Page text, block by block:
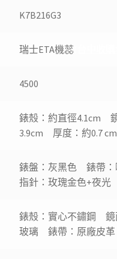
K7B216G3
瑞士ETA機蕊
4500
錶殼：約直徑4.1cm
3.9cm 厚度：約0.7 cm
錶盤：灰黑色 錶帶：
指針：玫瑰金色+夜
錶殼：實心不鏽鋼 鏡
玻璃 錶帶：原廠皮革